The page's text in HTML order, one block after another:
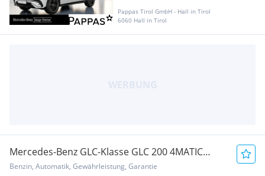
Pappas Tirol GmbH - Hall in Tirol
6060 Hall in Tirol
Mercedes-Benz GLC-Klasse GLC 200 4MATIC
*TOP AUSSTATTUNG, NP 96.292.- AMG
Benzin, Automatik, Gewährleistung, Garantie